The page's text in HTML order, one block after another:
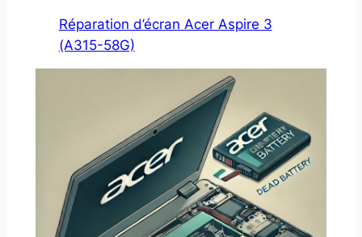
Réparation d’écran Acer Aspire 3
(A315-58G)